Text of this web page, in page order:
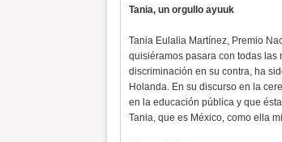
Tania, un orgullo ayuuk
Tania Eulalia Martínez, Premio
quisiéramos pasara con todas las
discriminación en su contra, ha
Holanda. En su discurso en la
en la educación pública y que
Tania, que es México, como ella